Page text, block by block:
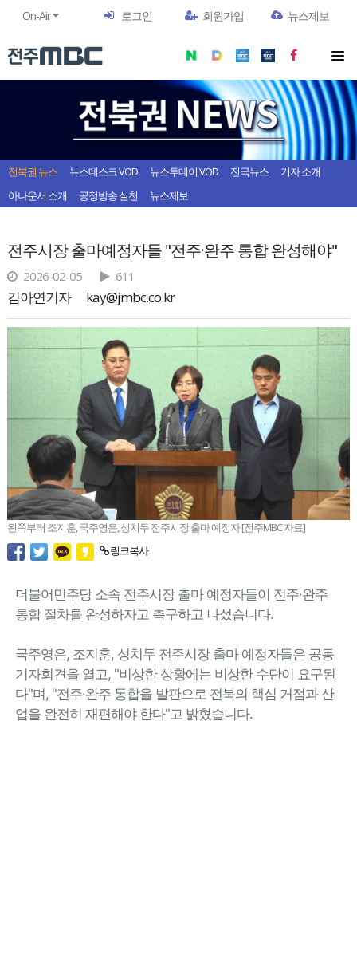
On-Air 로그인 회원가입 뉴스제보
전북권 뉴스 뉴스데스크 VOD 뉴스투데이 VOD 전국뉴스
기자 소개
아나운서 소개
공정방송 실천 뉴스제보
전주시장 출마예정자들 "전주·완주 통합 완성해야"
2026-02-05 611
김아연기자 kay@jmbc.co.kr
왼쪽부터 조지훈, 국주영은, 성치두 전주시장 출마 예정자 [전주MBC 자료]
링크복사
더불어민주당 소속 전주시장 출마 예정자들이 전주·완주
통합 절차를 완성하자고 촉구하고 나섰습니다.
국주영은, 조지훈, 성치두 전주시장 출마 예정자들은 공동
기자회견을 열고, "비상한 상황에는 비상한 수단이 요구된
다"며, "전주·완주 통합을 발판으로 전북의 핵심 거점과 산
업을 완전히 재편해야 한다"고 밝혔습니다.